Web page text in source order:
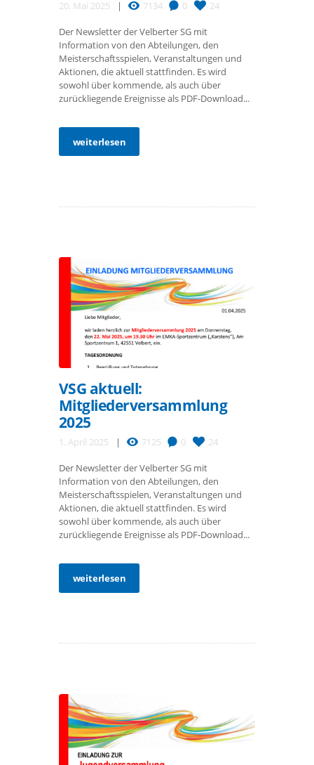
20. Mai 2025 7134 0 24
Der Newsletter der Velberter SG mit
Information von den Abteilungen, den
Meisterschaftsspielen, Veranstaltungen und
Aktionen, die aktuell stattfinden. Es wird
sowohl über kommende, als auch über
zurückliegende Ereignisse als PDF-Download...
weiterlesen
VSG aktuell:
Mitgliederversammlung
2025
1. April 2025 7125 0 24
Der Newsletter der Velberter SG mit
Information von den Abteilungen, den
Meisterschaftsspielen, Veranstaltungen und
Aktionen, die aktuell stattfinden. Es wird
sowohl über kommende, als auch über
zurückliegende Ereignisse als PDF-Download...
weiterlesen